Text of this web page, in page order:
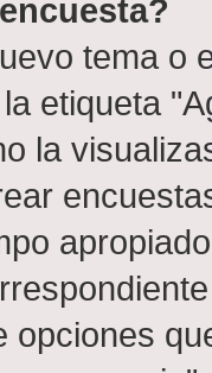
tema o
etiqueta
la
opciones